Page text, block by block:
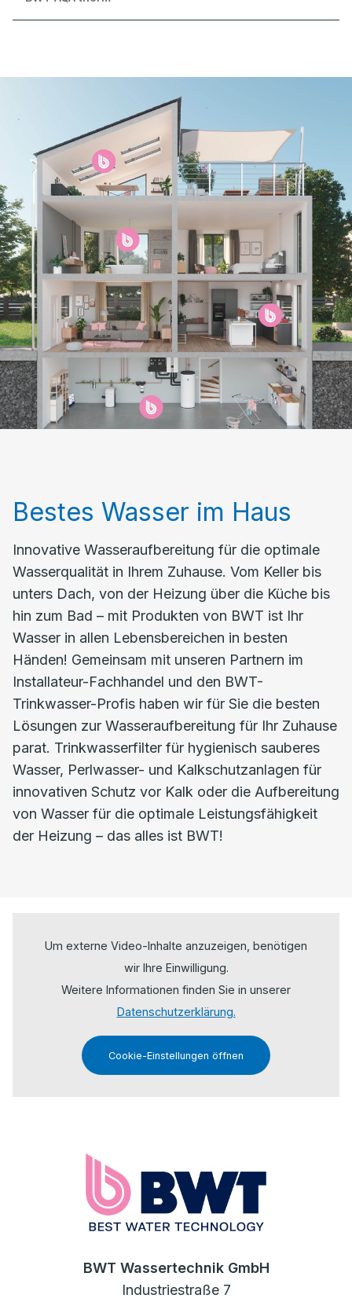
Bestes Wasser im Haus
Innovative Wasseraufbereitung für die optimale
Wasserqualität in Ihrem Zuhause. Vom Keller bis
unters Dach, von der Heizung über die Küche bis
hin zum Bad – mit Produkten von BWT ist Ihr
Wasser in allen Lebensbereichen in besten
Händen! Gemeinsam mit unseren Partnern im
Installateur-Fachhandel und den BWT-
Trinkwasser-Profis haben wir für Sie die besten
Lösungen zur Wasseraufbereitung für Ihr Zuhause
parat. Trinkwasserfilter für hygienisch sauberes
Wasser, Perlwasser- und Kalkschutzanlagen für
innovativen Schutz vor Kalk oder die Aufbereitung
von Wasser für die optimale Leistungsfähigkeit
der Heizung – das alles ist BWT!
Um externe Video-Inhalte anzuzeigen, benötigen
wir Ihre Einwilligung.
Weitere Informationen finden Sie in unserer
Datenschutzerklärung.
Cookie-Einstellungen öffnen
BWT Wassertechnik GmbH
Industriestraße 7